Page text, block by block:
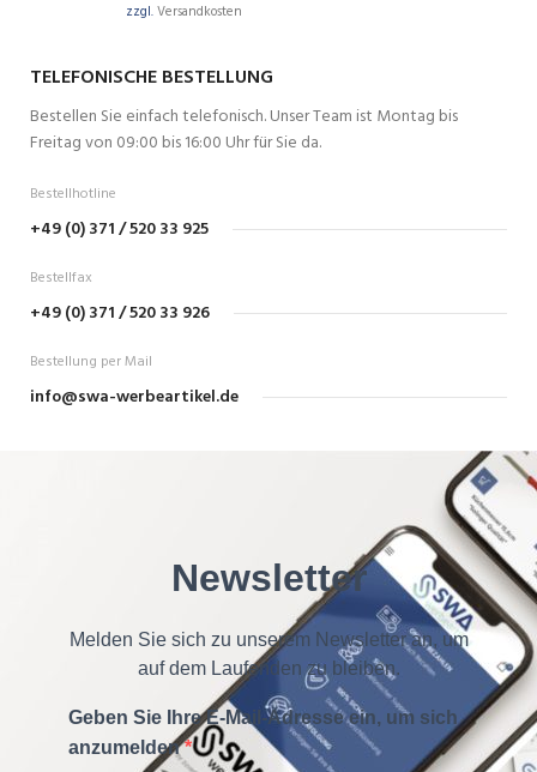
zzgl.Versandkosten
TELEFONISCHE BESTELLUNG
Bestellen Sie einfach telefonisch. Unser Team ist Montag bis
Freitag von 09:00 bis 16:00 Uhr für Sie da.
Bestellhotline
+49 (0) 371 / 520 33 925
Bestellfax
+49 (0) 371 / 520 33 926
Bestellung per Mail
info@swa-werbeartikel.de
Newsletter
Melden Sie sich zu unserem Newsletter an, um
auf dem Laufenden zu bleiben.
Geben Sie Ihre E-Mail-Adresse ein, um sich
anzumelden